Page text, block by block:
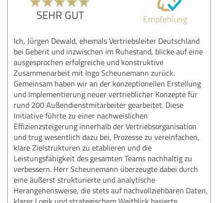
SEHR GUT Empfehlung
Ich, Jürgen Dewald, ehemals Vertriebsleiter Deutschland
bei Geberit und inzwischen im Ruhestand, blicke auf eine
ausgesprochen erfolgreiche und konstruktive
Zusammenarbeit mit Ingo Scheunemann zurück.
Gemeinsam haben wir an der konzeptionellen Erstellung
und Implementierung neuer vertrieblicher Konzepte für
rund 200 Außendienstmitarbeiter gearbeitet. Diese
Initiative führte zu einer nachweislichen
Effizienzsteigerung innerhalb der Vertriebsorganisation
und trug wesentlich dazu bei, Prozesse zu vereinfachen,
klare Zielstrukturen zu etablieren und die
Leistungsfähigkeit des gesamten Teams nachhaltig zu
verbessern. Herr Scheunemann überzeugte dabei durch
eine äußerst strukturierte und analytische
Herangehensweise, die stets auf nachvollziehbaren Daten,